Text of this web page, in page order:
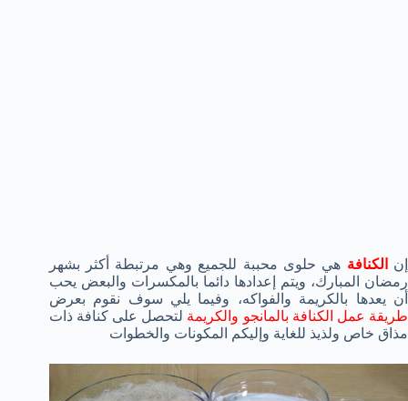
إن الكنافة هي حلوى محببة للجميع وهي مرتبطة أكثر بشهر
رمضان المبارك، ويتم إعدادها دائما بالمكسرات والبعض يحب
أن يعدها بالكريمة والفواكه، وفيما يلي سوف نقوم بعرض
طريقة عمل الكنافة بالمانجو والكريمة لتحصل على كنافة ذات
مذاق خاص ولذيذ للغاية وإليكم المكونات والخطوات